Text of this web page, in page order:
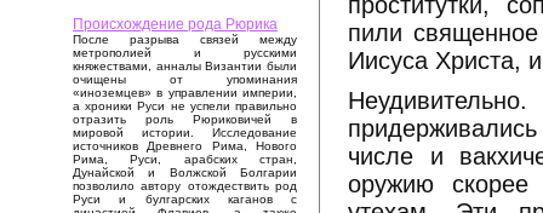
Происхождение рода Рюрика
После разрыва связей между
метрополией и русскими
княжествами, анналы Византии были
очищены от упоминания
«иноземцев» в управлении империи,
а хроники Руси не успели правильно
отразить роль Рюриковичей в
мировой истории. Исследование
источников Древнего Рима, Нового
Рима, Руси, арабских стран,
Дунайской и Волжской Болгарии
позволило автору отождествить род
Руси и булгарских каганов с
пили
Иисуса Христа,
числе и
оружию